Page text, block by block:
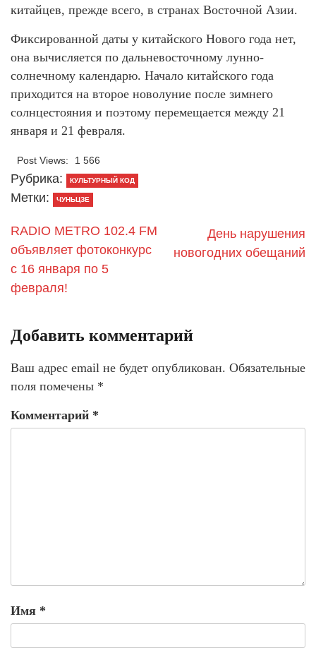
китайцев, прежде всего, в странах Восточной Азии.
Фиксированной даты у китайского Нового года нет,
она вычисляется по дальневосточному лунно-
солнечному календарю. Начало китайского года
приходится на второе новолуние после зимнего
солнцестояния и поэтому перемещается между 21
января и 21 февраля.
Post Views: 1 566
Рубрика: КУЛЬТУРНЫЙ КОД
Метки: ЧУНЬЦЗЕ
RADIO METRO 102.4 FM
объявляет фотоконкурс
с 16 января по 5
февраля!
День нарушения
новогодних обещаний
Добавить комментарий
Ваш адрес email не будет опубликован. Обязательные
поля помечены *
Комментарий *
Имя *